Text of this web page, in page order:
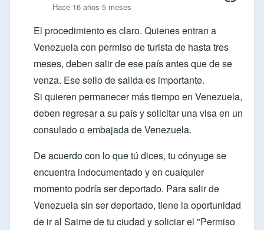
Hace 16 años 5 meses
El procedimiento es claro. Quienes entran a
Venezuela con permiso de turista de hasta tres
meses, deben salir de ese país antes que de se
venza. Ese sello de salida es importante.
Si quieren permanecer más tiempo en Venezuela,
deben regresar a su país y solicitar una visa en un
consulado o embajada de Venezuela.
De acuerdo con lo que tú dices, tu cónyuge se
encuentra indocumentado y en cualquier
momento podría ser deportado. Para salir de
Venezuela sin ser deportado, tiene la oportunidad
de ir al Saimede tu ciudad y soliciar el "Permiso